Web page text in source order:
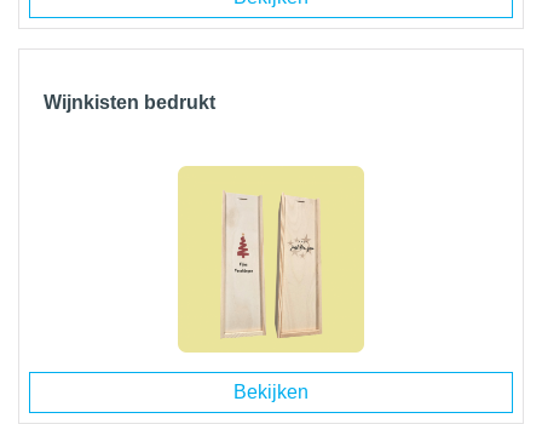
Wijnkisten bedrukt
Bekijken